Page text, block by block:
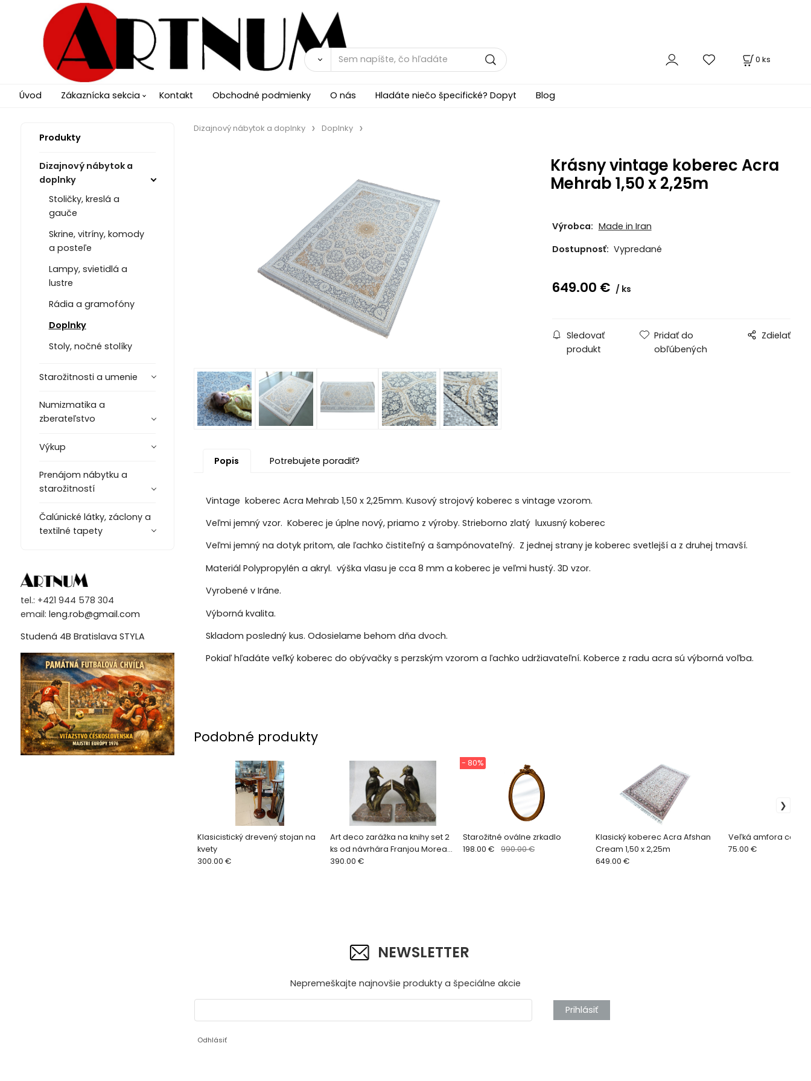
0 ks
Úvod Zákaznícka sekcia Kontakt Obchodné podmienky O nás Hladáte niečo špecifické? Dopyt Blog
Produkty
Dizajnový nábytok a
doplnky
Stoličky, kreslá a
gauče
Skrine, vitríny, komody
a posteľe
Lampy, svietidlá a
lustre
Rádia a gramofóny
Doplnky
Stoly, nočné stolíky
Starožitnosti a umenie
Numizmatika a
zberateľstvo
Výkup
Prenájom nábytku a
starožitností
Čalúnické látky, záclony a
textilné tapety
tel.: +421 944 578 304
email: leng.rob@gmail.com
Studená 4B Bratislava STYLA
Dizajnový nábytok a doplnky Doplnky
Krásny vintage koberec Acra
Mehrab 1,50 x 2,25m
Výrobca: Made in Iran
Dostupnosť: Vypredané
649.00 € ks
Sledovať
produkt
Pridať do
obľúbených
Zdielať
Popis Potrebujete poradiť?
Vintage koberec Acra Mehrab 1,50 x 2,25mm. Kusový strojový koberec s vintage vzorom.
Veľmi jemný vzor. Koberec je úplne nový, priamo z výroby. Strieborno zlatý luxusný koberec
Veľmi jemný na dotyk pritom, ale ľachko čistiteľný a šampónovateľný. Z jednej strany je koberec svetlejší a z druhej tmavší.
Materiál Polypropylén a akryl. výška vlasu je cca 8 mm a koberec je veľmi hustý. 3D vzor.
Vyrobené v Iráne.
Výborná kvalita.
Skladom posledný kus. Odosielame behom dňa dvoch.
Pokiaľ hľadáte veľký koberec do obývačky s perzským vzorom a ľachko udržiavateľní. Koberce z radu acra sú výborná voľba.
Podobné produkty
Klasicistický drevený stojan na
kvety
300.00 €
Art deco zarážka na knihy set 2
ks od návrhára Franjou Moreau
1925
390.00 €
Starožitné oválne zrkadlo
- 80%
198.00 € 990.00 €
Klasický koberec Acra Afshan
Cream 1,50 x 2,25m
649.00 €
Veľká amfora cca
75.00 €
NEWSLETTER
Nepremeškajte najnovšie produkty a špeciálne akcie
Prihlásiť
Odhlásiť